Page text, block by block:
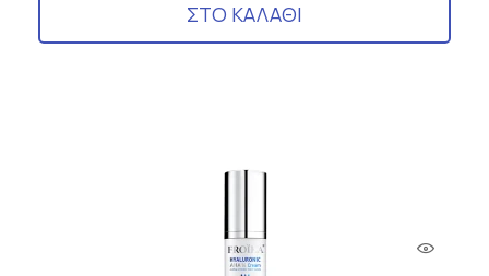
ΣΤΟ ΚΑΛΑΘΙ